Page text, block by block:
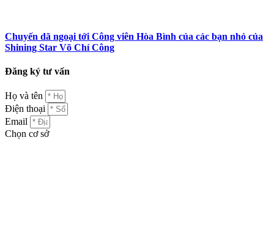
Chuyến dã ngoại tới Công viên Hòa Bình của các bạn nhỏ của
Shining Star Võ Chí Công
Đăng ký tư vấn
Họ và tên
Điện thoại
Email
Chọn cơ sở